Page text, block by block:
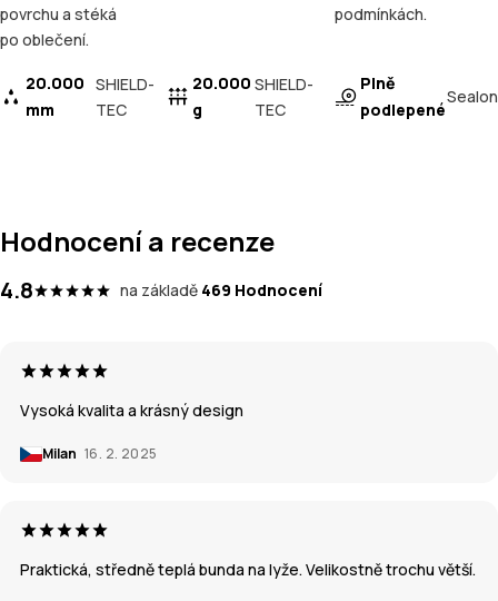
povrchu a stéká
po oblečení.
20.000
mm
SHIELD-
TEC
20.000
g
SHIELD-
TEC
podmínkách.
Plně
podlepené
Sealon
Hodnocení a recenze
4.8 na základě 469 Hodnocení
Vysoká kvalita a krásný design
Milan 16. 2. 2025
Praktická, středně teplá bunda na lyže. Velikostně trochu větší.